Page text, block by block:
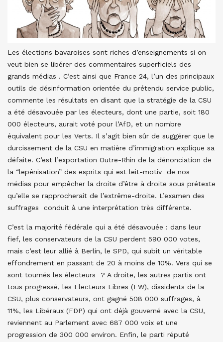
Les élections bavaroises sont riches d’enseignements si on
veut bien se libérer des commentaires superficiels des
grands médias . C’est ainsi que France 24, l’un des principaux
outils de désinformation orientée du prétendu service public,
commente les résultats en disant que la stratégie de la CSU
a été désavouée par les électeurs, dont une partie, soit 180
000 électeurs, aurait voté pour l’AfD, et un nombre
équivalent pour les Verts. Il s’agit bien sûr de suggérer que le
durcissement de la CSU en matière d’immigration explique sa
défaite. C’est l’exportation Outre-Rhin de la dénonciation de
la “lepénisation” des esprits qui est leit-motiv de nos
médias pour empêcher la droite d’être à droite sous prétexte
qu’elle se rapprocherait de l’extrême-droite. L’examen des
suffrages conduit à une interprétation très différente.
C’est la majorité fédérale qui a été désavouée : dans leur
fief, les conservateurs de la CSU perdent 590 000 votes,
mais c’est leur allié à Berlin, le SPD, qui subit un véritable
effondrement en passant de 20 à moins de 10%. Vers qui se
sont tournés les électeurs ? A droite, les autres partis ont
tous progressé, les Electeurs Libres (FW), dissidents de la
CSU, plus conservateurs, ont gagné 508 000 suffrages, à
11%, les Libéraux (FDP) qui ont déjà gouverné avec la CSU,
reviennent au Parlement avec 687 000 voix et une
progression de 300 000 environ. Enfin, le parti réputé